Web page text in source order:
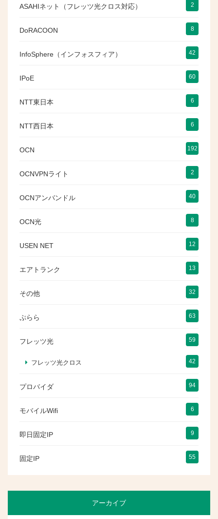
ASAHIネット（フレッツ光クロス対応） 2
DoRACOON 8
InfoSphere（インフォスフィア） 42
IPoE 60
NTT東日本 6
NTT西日本 6
OCN 192
OCNVPNライト 2
OCNアンバンドル 40
OCN光 8
USEN NET 12
エアトランク 13
その他 32
ぷらら 63
フレッツ光 59
フレッツ光クロス 42
プロバイダ 94
モバイルWifi 6
即日固定IP 9
固定IP 55
アーカイブ